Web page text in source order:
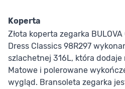
Koperta
Złota koperta zegarka
Dress Classics 98R297
szlachetnej 316L, która
Matowe i polerowane
wygląd. Bransoleta zegarka